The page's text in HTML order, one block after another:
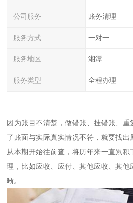
公司服务 账务清理
服务方式 一对一
服务地区 湘潭
服务类型 全程办理
因为账目不清楚，做错账、挂错账、
了账面与实际真实情况不符，就要找出
从本期开始往前查，将历年来一直累
理，比如应收、应付、其他应收、其他
晰。